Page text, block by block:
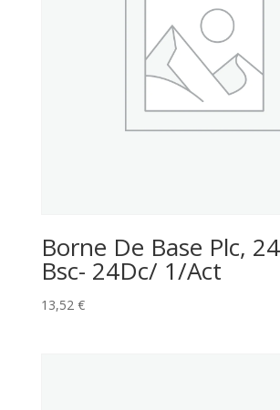
Borne De Base Plc,
Bsc- 24Dc/ 1/Act
13,52 €